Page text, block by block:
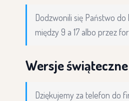
Dodzwonili się Państwo
między 9 a 17 albo przez
Wersje
Dziękujemy za telefon do